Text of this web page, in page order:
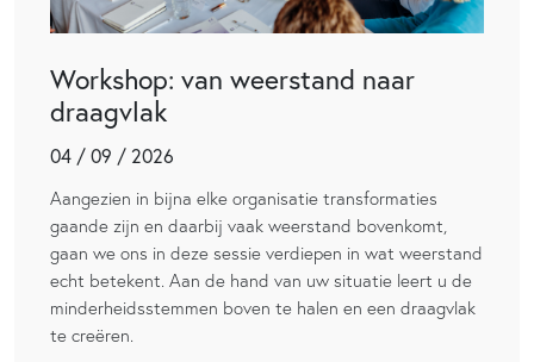
Workshop: van weerstand naar
draagvlak
04 / 09 / 2026
Aangezien in bijna elke organisatie transformaties
gaande zijn en daarbij vaak weerstand bovenkomt,
gaan we ons in deze sessie verdiepen in wat weerstand
echt betekent. Aan de hand van uw situatie leert u de
minderheidsstemmen boven te halen en een draagvlak
te creëren.